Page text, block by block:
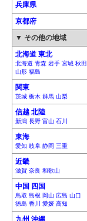
兵庫県
京都府
▼ その他の地域
北海道 東北
北海道 青森 岩手 宮城 秋田
山形 福島
関東
茨城 栃木 群馬 山梨
信越 北陸
新潟 長野 富山 石川
東海
愛知 岐阜 静岡 三重
近畿
滋賀 奈良 和歌山
中国 四国
鳥取 島根 岡山 広島 山口
徳島 香川 愛媛 高知
九州 沖縄